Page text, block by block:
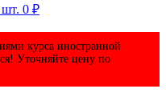
шт. 0 ₽
курса иностранной
Уточняйте цену по